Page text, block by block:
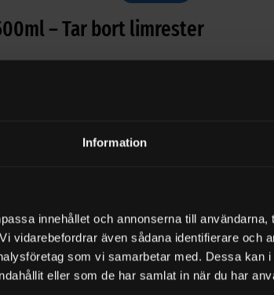
Information
innehållet och annonserna till användarna,
vidarebefordrar även sådana identifierare och
som vi samarbetar med. Dessa kan
eller som de har samlat in när du har
– Tar bort limrester
av limrester, etikettlim och vax
som rengörande lösningsmedel, klister-/
rengöring
från tejp, klisteretiketter, etikettlim, prislappar,